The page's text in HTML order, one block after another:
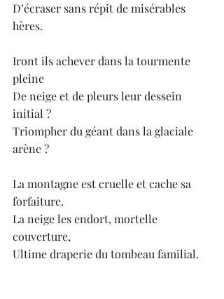
D’écraser sans répit de misérables
hères.
Iront ils achever dans la tourmente
pleine
De neige et de pleurs leur dessein
initial ?
Triompher du géant dans la glaciale
arène ?
La montagne est cruelle et cache sa
forfaiture.
La neige les endort, mortelle
couverture,
Ultime draperie du tombeau familial.